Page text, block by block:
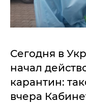
Сегодня в
начал
карантин:
вчера